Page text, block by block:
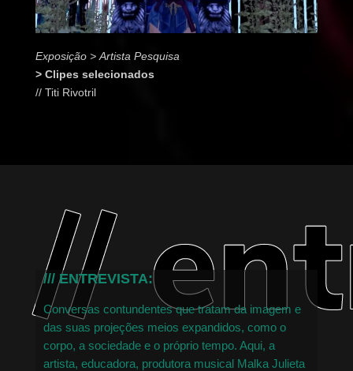
Exposição > Artista Pesquisa
> Clipes selecionados
// Titi Rivotril
/// ENTREVISTA:
Conversas contundentes que tratam da imagem e
das suas projeções meios expandidos, como o
corpo, a sociedade e o próprio tempo. Aqui, a
artista, educadora, produtora musical Malka Julieta